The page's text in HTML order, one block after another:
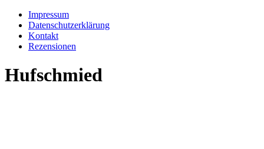
Impressum
Datenschutzerklärung
Kontakt
Rezensionen
Hufschmied